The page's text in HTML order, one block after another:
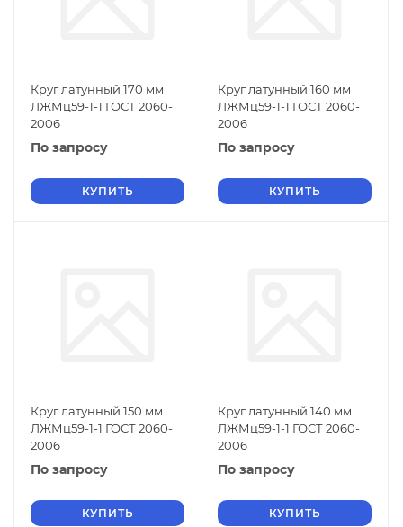
Круг латунный 170 мм
ЛЖМц59-1-1 ГОСТ 2060-
2006
По запросу
КУПИТЬ
Круг латунный 160 мм
ЛЖМц59-1-1 ГОСТ 2060-
2006
По запросу
КУПИТЬ
Круг латунный 150 мм
ЛЖМц59-1-1 ГОСТ 2060-
2006
По запросу
КУПИТЬ
Круг латунный 140 мм
ЛЖМц59-1-1 ГОСТ 2060-
2006
По запросу
КУПИТЬ